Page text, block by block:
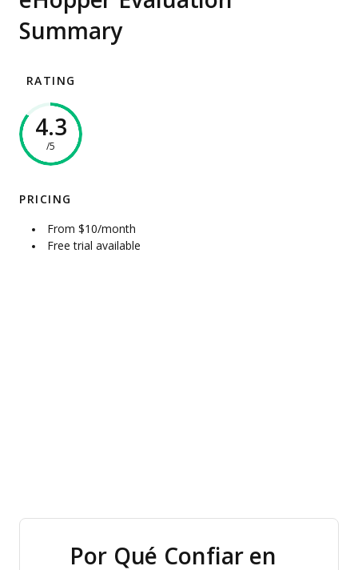
Summary
RATING
4.3
/5
PRICING
From $10/month
Free trial available
Por Qué Confiar en